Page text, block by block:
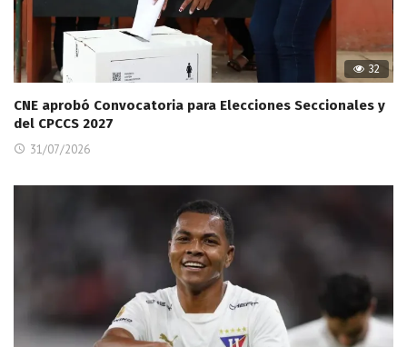
32
CNE aprobó Convocatoria para Elecciones Seccionales y
del CPCCS 2027
31/07/2026